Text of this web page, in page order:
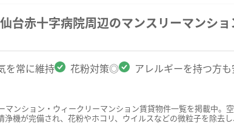
台赤十字病院周辺のマンスリーマンシ
を常に維持 花粉対策◎ アレルギーを持つ方
ンション・ウィークリーマンション賃貸物件一覧を掲載中
機が完備され、花粉やホコリ、ウイルスなどの微粒子を除去